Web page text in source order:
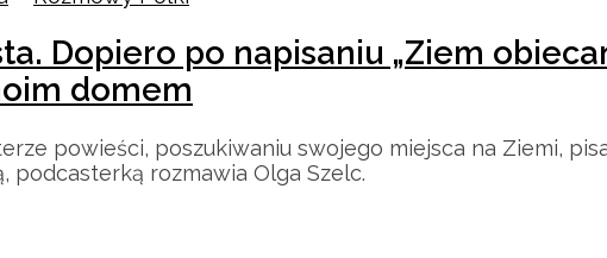
Dopiero po napisaniu „Ziem
domem
powieści, poszukiwaniu swojego miejsca na Ziemi,
podcasterką rozmawia Olga Szelc.